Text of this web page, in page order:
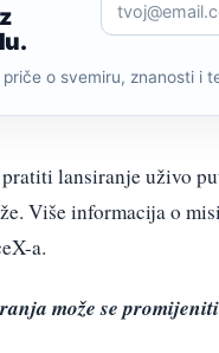
o svemiru, znanosti i
lansiranje uživo
Više informacija o
a.
može se